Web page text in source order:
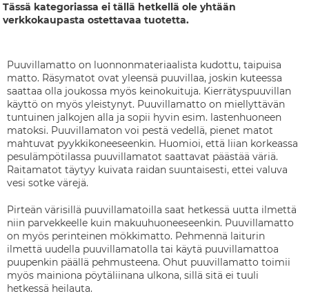
Tässä kategoriassa ei tällä hetkellä ole yhtään
verkkokaupasta ostettavaa tuotetta.
Puuvillamatto on luonnonmateriaalista kudottu, taipuisa
matto. Räsymatot ovat yleensä puuvillaa, joskin kuteessa
saattaa olla joukossa myös keinokuituja. Kierrätyspuuvillan
käyttö on myös yleistynyt. Puuvillamatto on miellyttävän
tuntuinen jalkojen alla ja sopii hyvin esim. lastenhuoneen
matoksi. Puuvillamaton voi pestä vedellä, pienet matot
mahtuvat pyykkikoneeseenkin. Huomioi, että liian korkeassa
pesulämpötilassa puuvillamatot saattavat päästää väriä.
Raitamatot täytyy kuivata raidan suuntaisesti, ettei valuva
vesi sotke värejä.
Pirteän värisillä puuvillamatoilla saat hetkessä uutta ilmettä
niin parvekkeelle kuin makuuhuoneeseenkin. Puuvillamatto
on myös perinteinen mökkimatto. Pehmennä laiturin
ilmettä uudella puuvillamatolla tai käytä puuvillamattoa
puupenkin päällä pehmusteena. Ohut puuvillamatto toimii
myös mainiona pöytäliinana ulkona, sillä sitä ei tuuli
hetkessä heilauta.